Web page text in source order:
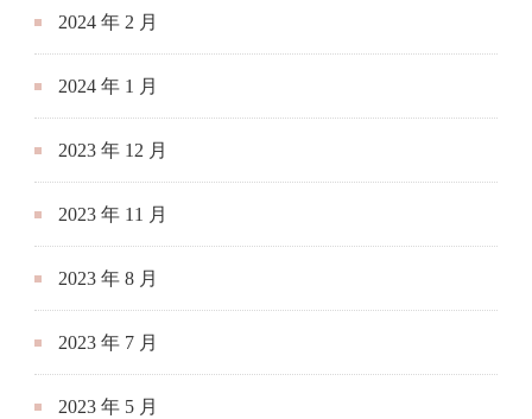
2024 年 2 月
2024 年 1 月
2023 年 12 月
2023 年 11 月
2023 年 8 月
2023 年 7 月
2023 年 5 月